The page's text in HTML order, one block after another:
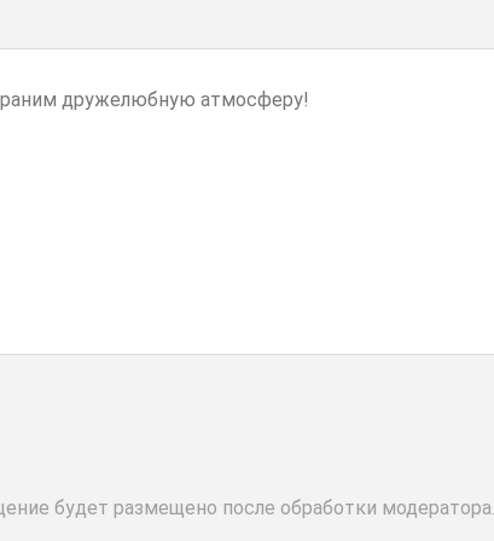
будет размещено после обработки модератора.